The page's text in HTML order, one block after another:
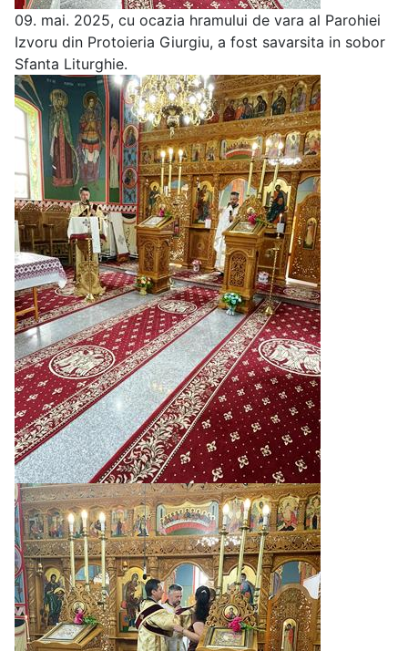
09. mai. 2025, cu ocazia hramului de vara al Parohiei
Izvoru din Protoieria Giurgiu, a fost savarsita in sobor
Sfanta Liturghie.